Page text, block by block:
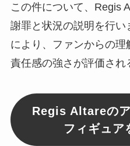
この件について、Regis
謝罪と状況の説明を行
により、ファンからの
責任感の強さが評価され
Regis Altareのア
フィギュア